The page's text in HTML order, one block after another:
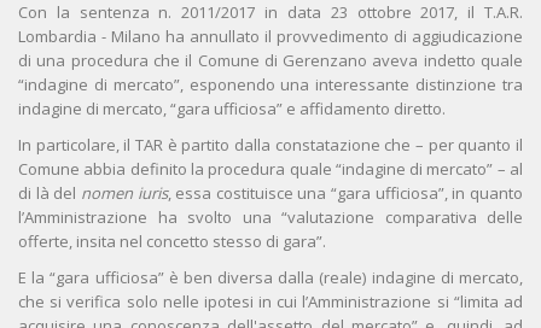
Con la sentenza n. 2011/2017 in data 23 ottobre 2017, il T.A.R.
Lombardia - Milano ha annullato il provvedimento di aggiudicazione
di una procedura che il Comune di Gerenzano aveva indetto quale
“indagine di mercato”, esponendo una interessante distinzione tra
indagine di mercato, “gara ufficiosa” e affidamento diretto.
In particolare, il TAR è partito dalla constatazione che – per quanto il
Comune abbia definito la procedura quale “indagine di mercato” – al
di là del nomen iuris, essa costituisce una “gara ufficiosa”, in quanto
l’Amministrazione ha svolto una “valutazione comparativa delle
offerte, insita nel concetto stesso di gara”.
E la “gara ufficiosa” è ben diversa dalla (reale) indagine di mercato,
che si verifica solo nelle ipotesi in cui l’Amministrazione si “limita ad